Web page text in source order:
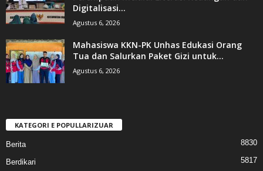
Digitalisasi...
Agustus 6, 2026
Mahasiswa KKN-PK Unhas Edukasi Orang
Tua dan Salurkan Paket Gizi untuk...
Agustus 6, 2026
KATEGORI E POPULLARIZUAR
Berita 8830
Berdikari 5817